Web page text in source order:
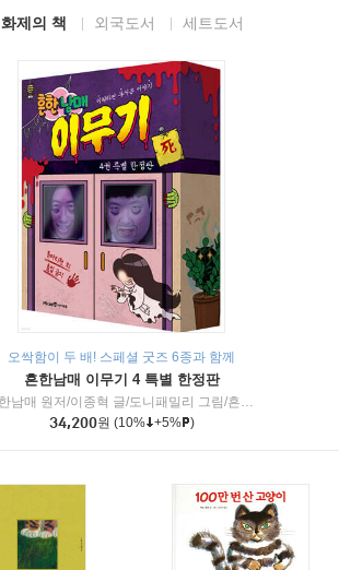
화제의 책 외국도서 세트도서
오싹함이 두 배! 스페셜 굿즈 6종과 함께
흔한남매 이무기 4 특별 한정판
흔한남매 원저/이종혁 글/도니패밀리 그림/흔한컴퍼니 감수
34,200원 (10% +5% )